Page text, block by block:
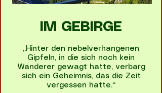
IM GEBIRGE
„Hinter den nebelverhangenen
Gipfeln, in die sich noch kein
Wanderer gewagt hatte, verbarg
sich ein Geheimnis, das die Zeit
vergessen hatte.“